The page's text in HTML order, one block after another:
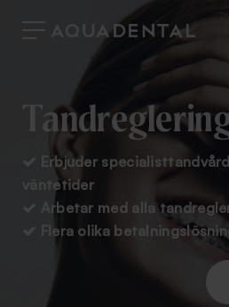
Erbjuder
väntetider
Arbetar med alla
Flera olika